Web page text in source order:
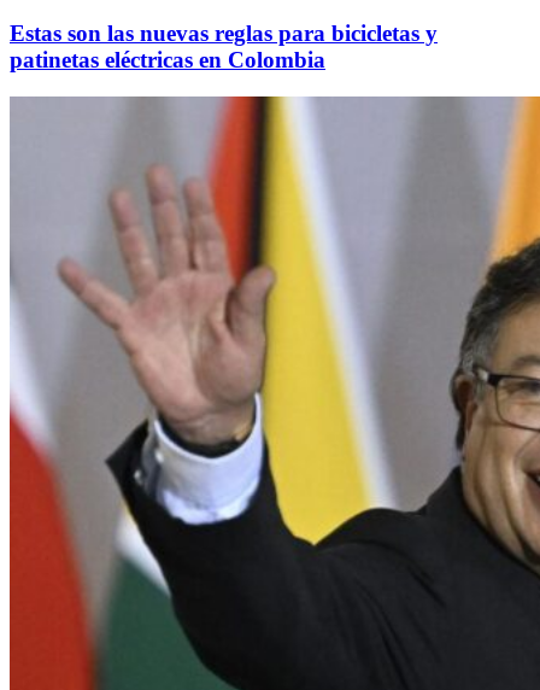
Estas son las nuevas reglas para bicicletas y
patinetas eléctricas en Colombia